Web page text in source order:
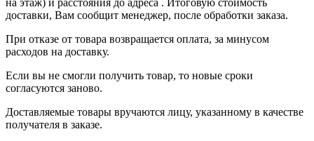
на этаж) и расстояния до адреса . Итоговую стоимость
доставки, Вам сообщит менеджер, после обработки заказа.
При отказе от товара возвращается оплата, за минусом
расходов на доставку.
Если вы не смогли получить товар, то новые сроки
согласуются заново.
Доставляемые товары вручаются лицу, указанному в качестве
получателя в заказе.